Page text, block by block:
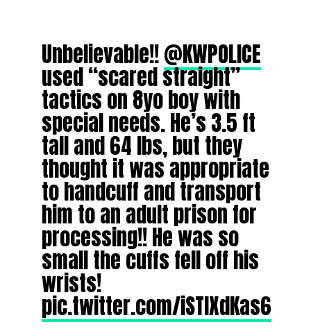
Unbelievable!!@KWPOLICE
used “scared straight”
tactics on 8yo boy with
special needs. He’s 3.5 ft
tall and 64 lbs, but they
thought it was appropriate
to handcuff and transport
him to an adult prison for
processing!! He was so
small the cuffs fell off his
wrists!
pic.twitter.com/iSTlXdKas6